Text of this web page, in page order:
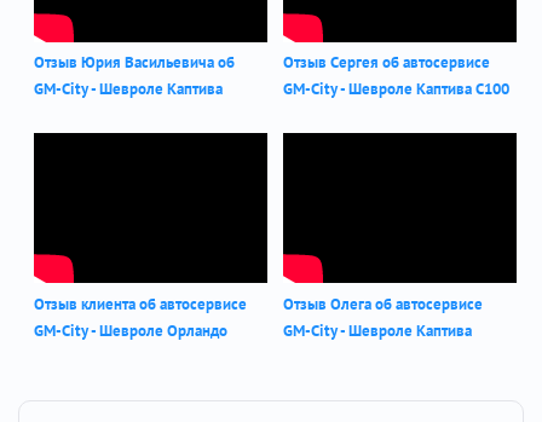
Отзыв Юрия Васильевича об
GM-City - Шевроле Каптива
Отзыв Сергея об автосервисе
GM-City - Шевроле Каптива С100
Отзыв клиента об автосервисе
GM-City - Шевроле Орландо
Отзыв Олега об автосервисе
GM-City - Шевроле Каптива